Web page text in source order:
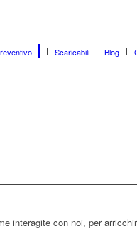
Scaricabili Blog
con noi, per